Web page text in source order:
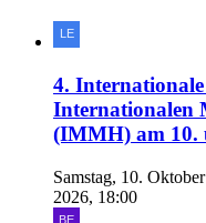
4.
Internationalen
(IMMH) am 10.
Samstag, 10.
2026, 18:00